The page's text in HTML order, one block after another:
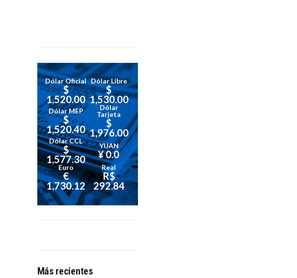
Dólar Oficial
$
1,520.00
Dólar Libre
$
1,530.00
Dólar MEP
$
1,520.40
Dólar
Tarjeta
$
1,976.00
Dólar CCL
$
1,577.30
YUAN
¥ 0.0
Euro
€
1,730.12
Real
R$
292.84
Más recientes